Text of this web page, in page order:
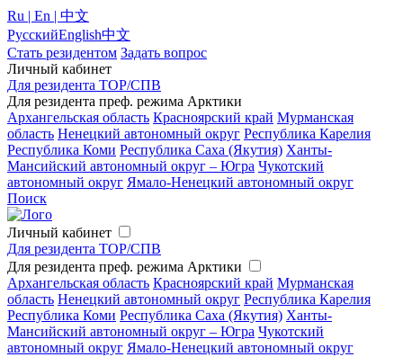
Ru | En | 中文
РусскийEnglish中文
Стать резидентом Задать вопрос
Личный кабинет
Для резидента ТОР/СПВ
Для резидента преф. режима Арктики
Архангельская область Красноярский край Мурманская
область Ненецкий автономный округ Республика Карелия
Республика Коми Республика Саха (Якутия) Ханты-
Мансийский автономный округ – Югра Чукотский
автономный округ Ямало-Ненецкий автономный округ
Поиск
Личный кабинет
Для резидента ТОР/СПВ
Для резидента преф. режима Арктики
Архангельская область Красноярский край Мурманская
область Ненецкий автономный округ Республика Карелия
Республика Коми Республика Саха (Якутия) Ханты-
Мансийский автономный округ – Югра Чукотский
автономный округ Ямало-Ненецкий автономный округ